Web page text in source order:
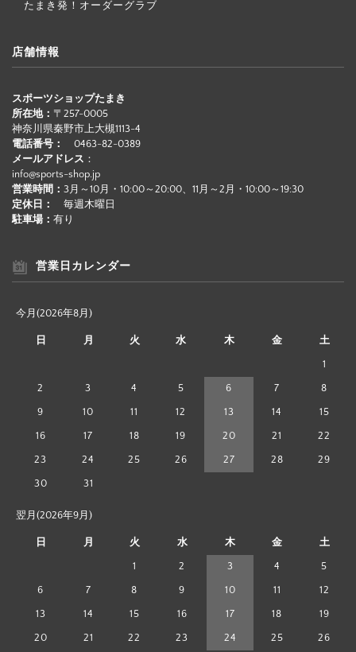
たまき発！オーダーグラブ
店舗情報
スポーツショップたまき
所在地： 〒257-0005
神奈川県秦野市上大槻1113-4
電話番号：
0463-82-0389
メールアドレス ：
info@sports-shop.jp
営業時間： 3月～10月・10:00～20:00、11月～2月・10:00～19:30
定休日：
毎週木曜日
駐車場： 有り
営業日カレンダー
今月(2026年8月)
日 月 火 水 木 金 土
1
2 3 4 5 6 7 8
9 10 11 12 13 14 15
16 17 18 19 20 21 22
23 24 25 26 27 28 29
30 31
翌月(2026年9月)
日 月 火 水 木 金 土
1 2 3 4 5
6 7 8 9 10 11 12
13 14 15 16 17 18 19
20 21 22 23 24 25 26